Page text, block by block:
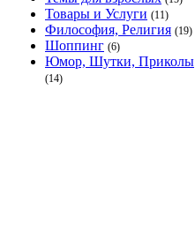
Товары и Услуги (11)
Философия, Религия (19)
Шоппинг (6)
Юмор, Шутки, Приколы
(14)